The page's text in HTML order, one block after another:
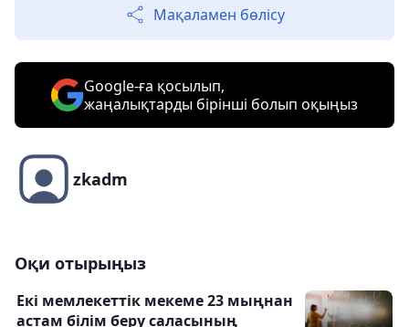
Мақаламен бөлісу
Google-ға қосылып,
жаңалықтарды бірінші болып оқыңыз
zkadm
Оқи отырыңыз
Екі мемлекеттік мекеме 23 мыңнан
астам білім беру саласының